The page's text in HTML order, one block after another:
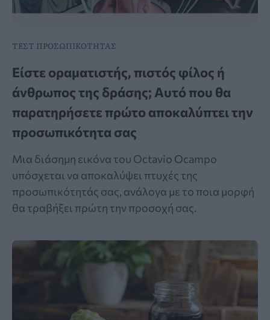
ΤΕΣΤ ΠΡΟΣΩΠΙΚΟΤΗΤΑΣ
Είστε οραματιστής, πιστός φίλος ή
άνθρωπος της δράσης; Αυτό που θα
παρατηρήσετε πρώτο αποκαλύπτει την
προσωπικότητα σας
Μια διάσημη εικόνα του Octavio Ocampo
υπόσχεται να αποκαλύψει πτυχές της
προσωπικότητάς σας, ανάλογα με το ποια μορφή
θα τραβήξει πρώτη την προσοχή σας.